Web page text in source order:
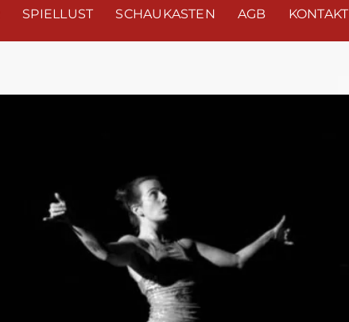
SPIELLUST SCHAUKASTEN AGB KONTAKT